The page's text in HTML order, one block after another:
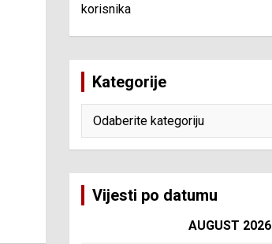
korisnika
Kategorije
Vijesti po datumu
AUGUST 2026